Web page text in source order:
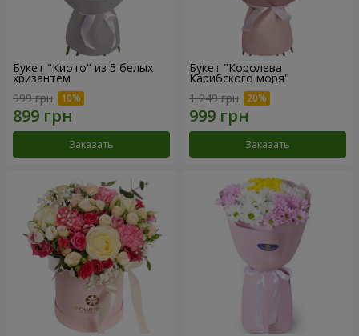
Букет "Киото" из 5 белых
хризантем
999 грн
Заказать
Букет "Королева
Карибского моря"
1 249 грн
Заказать